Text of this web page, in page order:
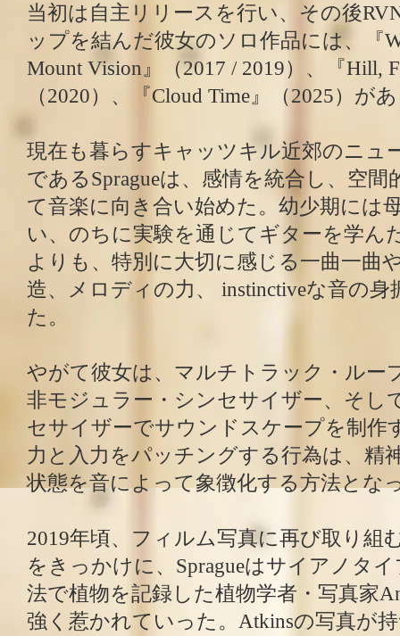
当初は自主リリースを行い、その後
ップを結んだ彼女のソロ作品には、『
Mount Vision』（2017 / 2019）、『Hill,
（2020）、『Cloud Time』（2025）が
現在も暮らすキャッツキル近郊のニュ
であるSpragueは、感情を統合し、空
て音楽に向き合い始めた。幼少期には
い、のちに実験を通じてギターを学ん
よりも、特別に大切に感じる一曲一曲
造、メロディの力、 instinctiveな音の
た。
やがて彼女は、マルチトラック・ルー
非モジュラー・シンセサイザー、そし
セサイザーでサウンドスケープを制作
力と入力をパッチングする行為は、精
状態を音によって象徴化する方法とな
2019年頃、フィルム写真に再び取り組
をきっかけに、Spragueはサイアノタ
法で植物を記録した植物学者・写真家
強く惹かれていった。Atkinsの写真が